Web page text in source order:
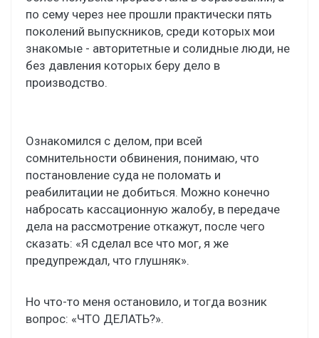
по сему через нее прошли практически пять
поколений выпускников, среди которых мои
знакомые - авторитетные и солидные люди, не
без давления которых беру дело в
производство.
Ознакомился с делом, при всей
сомнительности обвинения, понимаю, что
постановление суда не поломать и
реабилитации не добиться. Можно конечно
набросать кассационную жалобу, в передаче
дела на рассмотрение откажут, после чего
сказать: «Я сделал все что мог, я же
предупреждал, что глушняк».
Но что-то меня остановило, и тогда возник
вопрос: «ЧТО ДЕЛАТЬ?».